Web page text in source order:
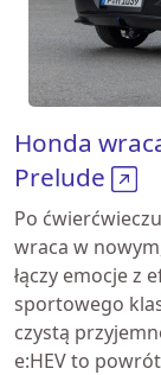
Honda
Prelude
Po
wraca w
łączy emocje z
sportowego
czystą
e:HEV to